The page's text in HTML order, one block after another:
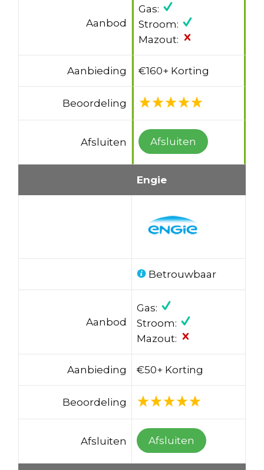
Aanbod
Gas:
Stroom:
Mazout:
Aanbieding €160+ Korting
Beoordeling
Afsluiten Afsluiten
Engie
Betrouwbaar
Aanbod
Gas:
Stroom:
Mazout:
Aanbieding €50+ Korting
Beoordeling
Afsluiten Afsluiten